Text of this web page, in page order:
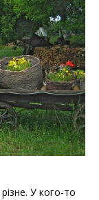
різне. У кого-то